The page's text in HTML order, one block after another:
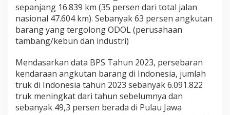
sepanjang 16.839 km (35 persen dari total jalan
nasional 47.604 km). Sebanyak 63 persen angkutan
barang yang tergolong ODOL (perusahaan
tambang/kebun dan industri)
Mendasarkan data BPS Tahun 2023, persebaran
kendaraan angkutan barang di Indonesia, jumlah
truk di Indonesia tahun 2023 sebanyak 6.091.822
truk meningkat dari tahun sebelumnya dan
sebanyak 49,3 persen berada di Pulau Jawa